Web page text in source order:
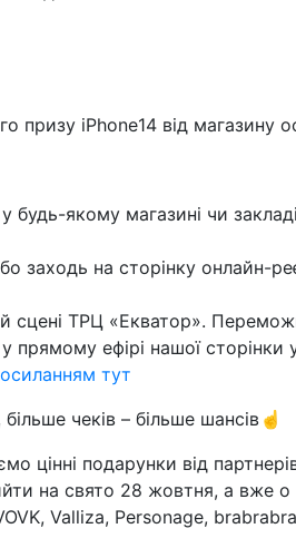
призу iPhone14 від магазину
якому магазині чи
заходь на сторінку онлайн-
сцені ТРЦ «Екватор».
прямому ефірі нашої сторінки
тут
чеків – більше шансів☝
цінні подарунки від
на свято 28 жовтня, а вже о
Valliza, Personage,